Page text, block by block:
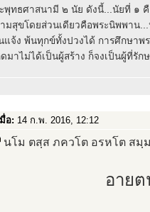
พุทธศาสนามี ๒ นัย ดังนี้...นัยที่ ๑ คื
มสุขโดยส่วนเดียวคือพระนิพพาน
แจ้ง พ้นทุกข์ทั้งปวงได้ การศึกษาพ
ดมาไม่ได้เป็นผู้สร้าง ก็จงเป็นผู้ที่รั
อ: 14 ก.พ. 2016, 12:12
นโม ตสฺส ภควโต อรหโต สมฺ
อาย